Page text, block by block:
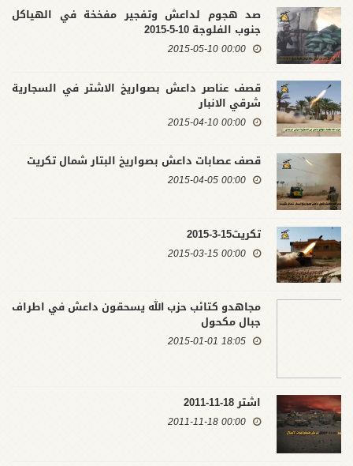
صد هجوم لداعش وتفجير مفخخة في الهياكل
جنوب الفلوجة 10-5-2015
00:00 2015-05-10
قصف عناصر داعش بصواريخ الاشتر في السجارية
شرقي الانبار
00:00 2015-04-10
قصف عصابات داعش بصواريخ البتار شمال تكريت
00:00 2015-04-05
تكريت15-3-2015
00:00 2015-03-15
مجاهدو كتائب حزب الله يسحقون داعش في اطراف
جبال مكحول
18:05 2015-01-01
اشتر 18-11-2011
00:00 2011-11-18